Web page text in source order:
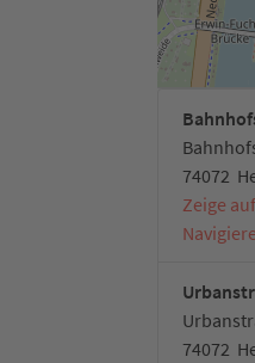
74072
Zeige
74072